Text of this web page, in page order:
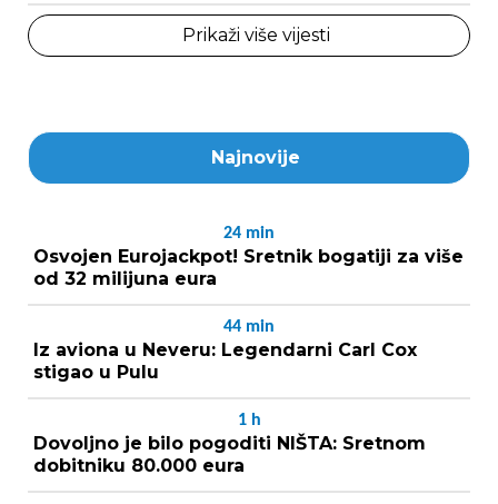
Prikaži više vijesti
Najnovije
24 min
Osvojen Eurojackpot! Sretnik bogatiji za više
od 32 milijuna eura
44 min
Iz aviona u Neveru: Legendarni Carl Cox
stigao u Pulu
1 h
Dovoljno je bilo pogoditi NIŠTA: Sretnom
dobitniku 80.000 eura